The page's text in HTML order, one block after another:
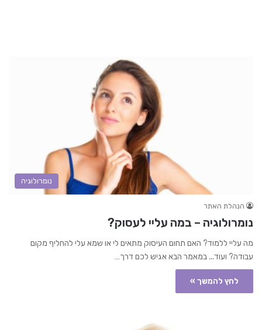
נומרולוגיה
הנהלת האתר
נומרולוגיה – במה עליי לעסוק?
מה עליי ללמוד? האם תחום העיסוק מתאים לי או שמא עלי להחליף מקום
עבודה? ועוד... במאמר הבא אגיש לכם דרך…
לחץ להמשך »